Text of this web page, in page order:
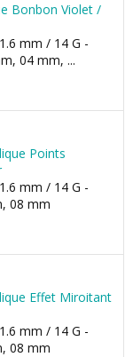
Bonbon Violet /
mm / 14 G -
04 mm, ...
Points
mm / 14 G -
08 mm
Effet Miroitant
mm / 14 G -
08 mm